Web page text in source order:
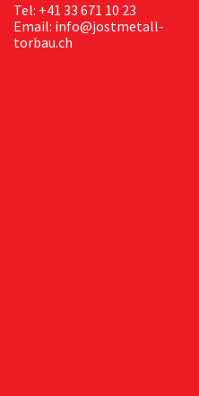
Tel: +41 33 671 10 23
Email: info@jostmetall-
torbau.ch